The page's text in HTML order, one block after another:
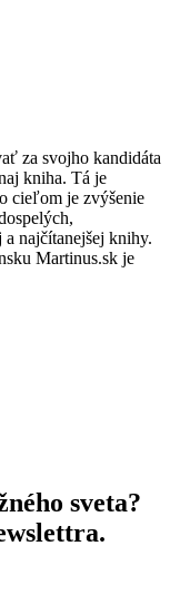
za svojho kandidáta
kniha. Tá je
cieľom je zvýšenie
najčítanejšej knihy.
Martinus.sk je
sveta?